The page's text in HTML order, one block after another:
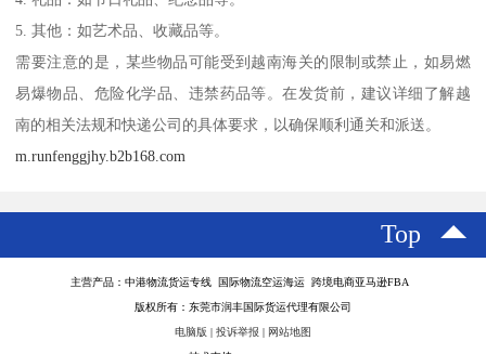
5. 其他：如艺术品、收藏品等。
需要注意的是，某些物品可能受到越南海关的限制或禁止，如易燃
易爆物品、危险化学品、违禁药品等。在发货前，建议详细了解越
南的相关法规和快递公司的具体要求，以确保顺利通关和派送。
m.runfenggjhy.b2b168.com
Top
主营产品：中港物流货运专线 国际物流空运海运 跨境电商亚马逊FBA
版权所有：东莞市润丰国际货运代理有限公司
电脑版 | 投诉举报 | 网站地图